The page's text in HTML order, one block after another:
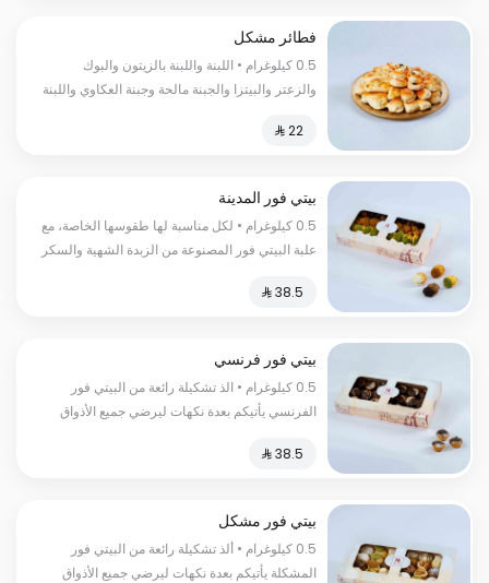
فطائر مشكل
0.5 كيلوغرام • اللبنة واللبنة بالزيتون والبوك
والزعتر والبيتزا والجبنة مالحة وجبنة العكاوي واللبنة
الحرارية:١٣٠سعرة حرارية
⁨⁦‪‬ 22⁩
بيتي فور المدينة
0.5 كيلوغرام • لكل مناسبة لها طقوسها الخاصة، مع
علبة البيتي فور المصنوعة من الزبدة الشهية والسكر
الفاخر السعرات الحرارية:٢٥٠سعرة حرارية
بيتي فور فرنسي
0.5 كيلوغرام • الذ تشكيلة رائعة من البيتي فور
الفرنسي يأتيكم بعدة نكهات ليرضي جميع الأذواق
بيتي فور مشكل
0.5 كيلوغرام • ألذ تشكيلة رائعة من البيتي فور
المشكلة يأتيكم بعدة نكهات ليرضي جميع الأذواق